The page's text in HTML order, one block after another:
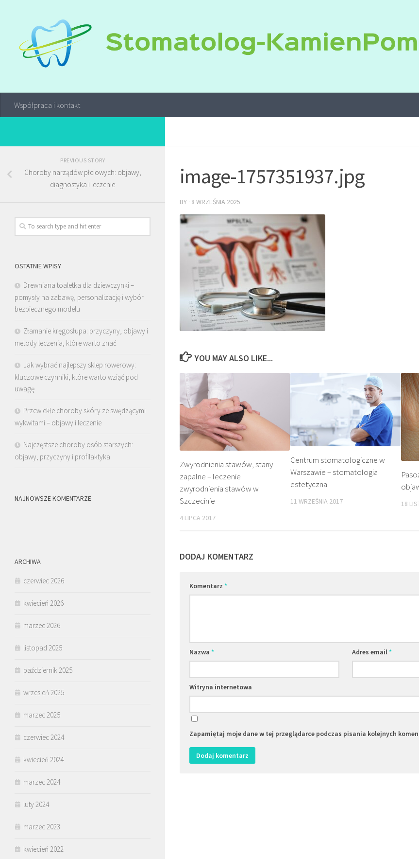
Współpraca i kontakt
image-1757351937.jpg
BY · 8 WRZEŚNIA 2025
YOU MAY ALSO LIKE...
Zwyrodnienia stawów, stany
zapalne – leczenie
zwyrodnienia stawów w
Szczecinie
4 LIPCA 2017
Centrum stomatologiczne w
Warszawie – stomatologia
estetyczna
11 WRZEŚNIA 2017 18
DODAJ KOMENTARZ
Komentarz *
Nazwa * Adres email*
Witryna internetowa
Zapamiętaj moje dane w tej przeglądarce podczas pisania kolejnych
PREVIOUS STORY
Choroby narządów płciowych: objawy,
diagnostyka i leczenie
OSTATNIE WPISY
Drewniana toaletka dla dziewczynki –
pomysły na zabawę, personalizację i wybór
bezpiecznego modelu
Złamanie kręgosłupa: przyczyny, objawy i
metody leczenia, które warto znać
Jak wybrać najlepszy sklep rowerowy:
kluczowe czynniki, które warto wziąć pod
uwagę
Przewlekłe choroby skóry ze swędzącymi
wykwitami – objawy i leczenie
Najczęstsze choroby osób starszych:
objawy, przyczyny i profilaktyka
NAJNOWSZE KOMENTARZE
ARCHIWA
czerwiec 2026
kwiecień 2026
marzec 2026
listopad 2025
październik 2025
wrzesień 2025
marzec 2025
czerwiec 2024
kwiecień 2024
marzec 2024
luty 2024
marzec 2023
kwiecień 2022